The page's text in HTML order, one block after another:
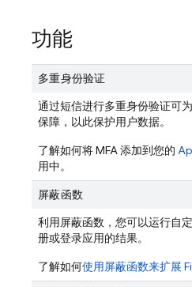
功能
多重身份验证
通过短信进行多重身份验证可
保障，以此保护用户数据。
了解如何将 MFA 添加到您的
用中。
屏蔽函数
利用屏蔽函数，您可以运行自
册或登录应用的结果。
了解如何使用屏蔽函数来扩展